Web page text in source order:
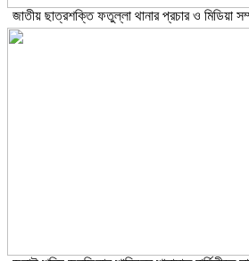
জাতীয় ছাত্রশক্তি ফতুল্লা থানার প্রচার ও মিডিয়া